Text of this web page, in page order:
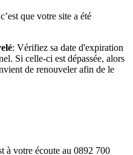
que votre site a été
: Vérifiez sa date d'expiration
Si celle-ci est dépassée, alors
de renouveler afin de le
à votre écoute au 0892 700